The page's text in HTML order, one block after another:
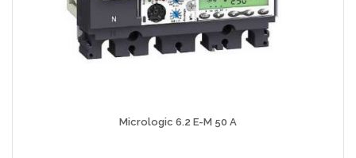
Micrologic 6.2 E-M 50 A